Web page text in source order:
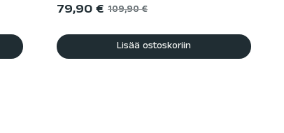
79,90€ 109,90€
Lisää ostoskoriin